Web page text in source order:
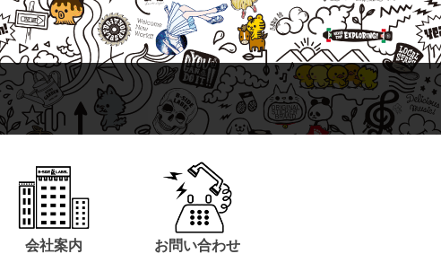
会社案内 お問い合わせ